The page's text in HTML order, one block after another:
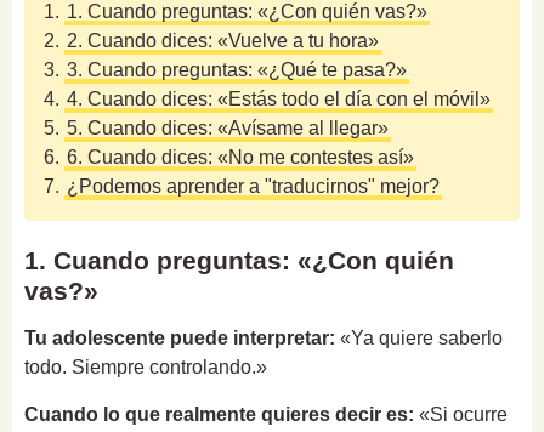
1. 1. Cuando preguntas: «¿Con quién vas?»
2. 2. Cuando dices: «Vuelve a tu hora»
3. 3. Cuando preguntas: «¿Qué te pasa?»
4. 4. Cuando dices: «Estás todo el día con el móvil»
5. 5. Cuando dices: «Avísame al llegar»
6. 6. Cuando dices: «No me contestes así»
7. ¿Podemos aprender a "traducirnos" mejor?
1. Cuando preguntas: «¿Con quién
vas?»
Tu adolescente puede interpretar: «Ya quiere saberlo
todo. Siempre controlando.»
Cuando lo que realmente quieres decir es: «Si ocurre